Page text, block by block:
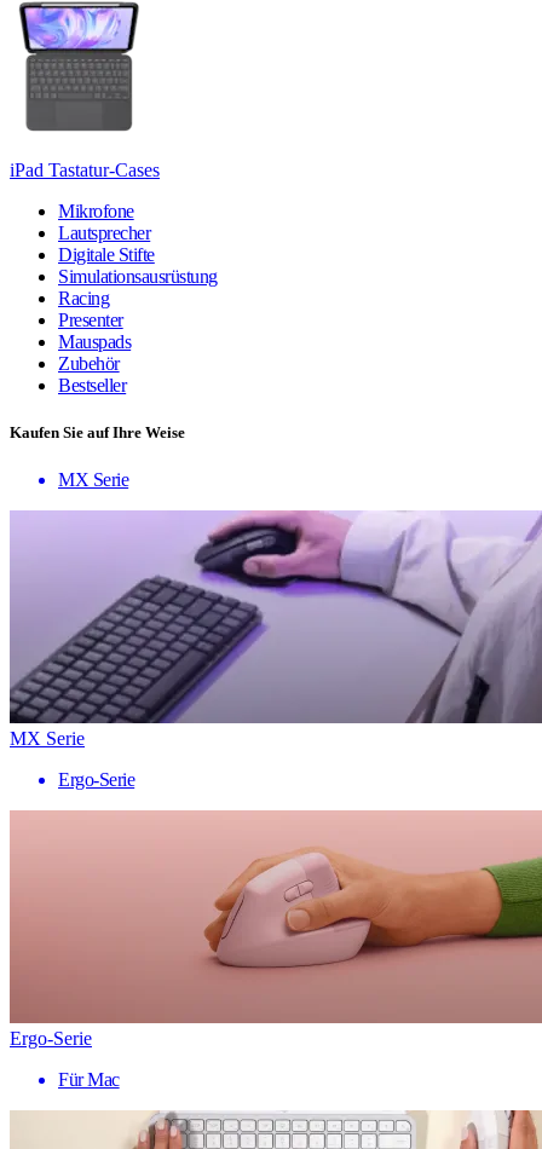
iPad Tastatur-Cases
Mikrofone
Lautsprecher
Digitale Stifte
Simulationsausrüstung
Racing
Presenter
Mauspads
Zubehör
Bestseller
Kaufen Sie auf Ihre Weise
MX Serie
MX Serie
Ergo-Serie
Ergo-Serie
Für Mac